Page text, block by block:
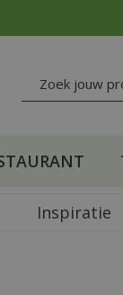
Inspiratie